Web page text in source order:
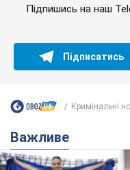
Підпишись на наш
Підписатись
Кримінальні
Важливе